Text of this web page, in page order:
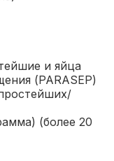
и яйца
(PARASEP)
(более 20